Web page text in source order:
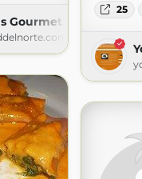
Gourmet –
25